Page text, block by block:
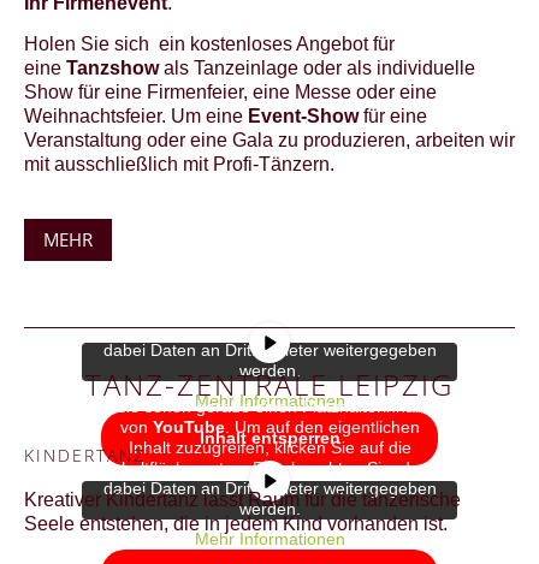
Holen Sie sich ein kostenloses Angebot für
eine Tanzshowals Tanzeinlage oder als individuelle
Show für eine Firmenfeier, eine Messe oder eine
Weihnachtsfeier. Um eine Event-Showfür eine
Veranstaltung oder eine Gala zu produzieren, arbeiten wir
mit ausschließlich mit Profi-Tänzern.
MEHR
Schaltfläche unten. Bitte beachten Sie, dass
dabei Daten an Drittanbieter weitergegeben
werden.
Mehr Informationen
Inhalt entsperren
TANZ-ZENTRALE LEIPZIG
Sie sehen gerade einen Platzhalterinhalt
von YouTube. Um auf den eigentlichen
Inhalt zuzugreifen, klicken Sie auf die
Schaltfläche unten. Bitte beachten Sie, dass
dabei Daten an Drittanbieter weitergegeben
werden.
Mehr Informationen
KINDERTANZ
Kreativer Kindertanz lässt Raum für die tänzerische
Seele entstehen, die in jedem Kind vorhanden ist.